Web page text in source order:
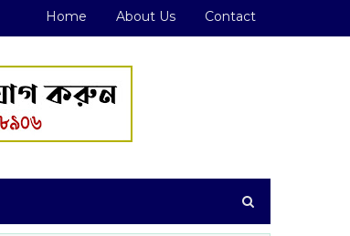
Home About Us Contact